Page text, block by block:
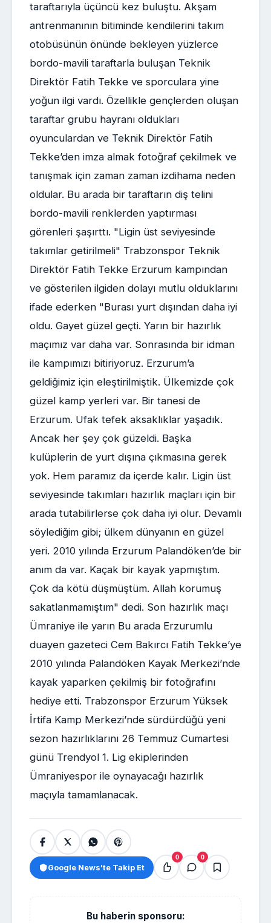
taraftarıyla üçüncü kez buluştu. Akşam
antrenmanının bitiminde kendilerini takım
otobüsünün önünde bekleyen yüzlerce
bordo-mavili taraftarla buluşan Teknik
Direktör Fatih Tekke ve sporculara yine
yoğun ilgi vardı. Özellikle gençlerden oluşan
taraftar grubu hayranı oldukları
oyunculardan ve Teknik Direktör Fatih
Tekke’den imza almak fotoğraf çekilmek ve
tanışmak için zaman zaman izdihama neden
oldular. Bu arada bir taraftarın diş telini
bordo-mavili renklerden yaptırması
görenleri şaşırttı. "Ligin üst seviyesinde
takımlar getirilmeli" Trabzonspor Teknik
Direktör Fatih Tekke Erzurum kampından
ve gösterilen ilgiden dolayı mutlu olduklarını
ifade ederken "Burası yurt dışından daha iyi
oldu. Gayet güzel geçti. Yarın bir hazırlık
maçımız var daha var. Sonrasında bir idman
ile kampımızı bitiriyoruz. Erzurum’a
geldiğimiz için eleştirilmiştik. Ülkemizde çok
güzel kamp yerleri var. Bir tanesi de
Erzurum. Ufak tefek aksaklıklar yaşadık.
Ancak her şey çok güzeldi. Başka
kulüplerin de yurt dışına çıkmasına gerek
yok. Hem paramız da içerde kalır. Ligin üst
seviyesinde takımları hazırlık maçları için bir
arada tutabilirlerse çok daha iyi olur. Devamlı
söylediğim gibi; ülkem dünyanın en güzel
yeri. 2010 yılında Erzurum Palandöken’de bir
anım da var. Kaçak bir kayak yapmıştım.
Çok da kötü düşmüştüm. Allah korumuş
sakatlanmamıştım" dedi. Son hazırlık maçı
Ümraniye ile yarın Bu arada Erzurumlu
duayen gazeteci Cem Bakırcı Fatih Tekke’ye
2010 yılında Palandöken Kayak Merkezi’nde
kayak yaparken çekilmiş bir fotoğrafını
hediye etti. Trabzonspor Erzurum Yüksek
İrtifa Kamp Merkezi’nde sürdürdüğü yeni
sezon hazırlıklarını 26 Temmuz Cumartesi
günü Trendyol 1. Lig ekiplerinden
Ümraniyespor ile oynayacağı hazırlık
maçıyla tamamlanacak.
Google News'te Takip Et
0 0
Bu haberin sponsoru: